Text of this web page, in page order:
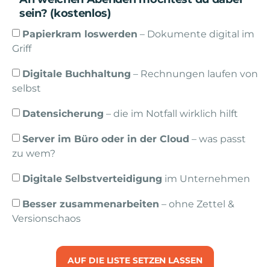
sein? (kostenlos)
Papierkram loswerden – Dokumente digital im
Griff
Digitale Buchhaltung – Rechnungen laufen von
selbst
Datensicherung – die im Notfall wirklich hilft
Server im Büro oder in der Cloud – was passt
zu wem?
Digitale Selbstverteidigung im Unternehmen
Besser zusammenarbeiten – ohne Zettel &
Versionschaos
AUF DIE LISTE SETZEN LASSEN